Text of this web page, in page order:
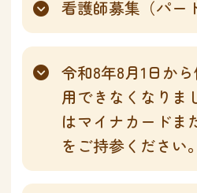
看護師募集（パー
令和8年8月1日か
用できなくなりま
はマイナカードま
をご持参ください。